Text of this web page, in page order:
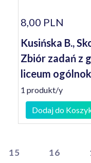
8,00 PLN
Kusińska B.,
Zbiór zadań z
liceum
1 produkt/y
Dodaj do
15 16